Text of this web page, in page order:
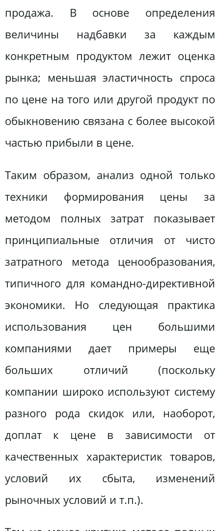
продажа. В основе определения
величины надбавки за каждым
конкретным продуктом лежит оценка
рынка; меньшая эластичность спроса
по цене на того или другой продукт по
обыкновению связана с более высокой
частью прибыли в цене.
Таким образом, анализ одной только
техники формирования цены за
методом полных затрат показывает
принципиальные отличия от чисто
затратного метода ценообразования,
типичного для командно-директивной
экономики. Но следующая практика
использования цен большими
компаниями дает примеры еще
больших отличий (поскольку
компании широко используют систему
разного рода скидок или, наоборот,
доплат к цене в зависимости от
качественных характеристик товаров,
условий их сбыта, изменений
рыночных условий и т.п.).